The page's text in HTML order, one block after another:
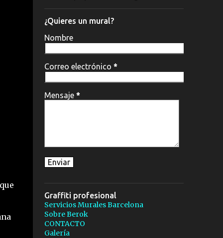
¿Quieres un mural?
Nombre
Correo electrónico *
Mensaje *
Graffiti profesional
Servicios Murales Barcelona
Sobre Berok
CONTACTO
Galería